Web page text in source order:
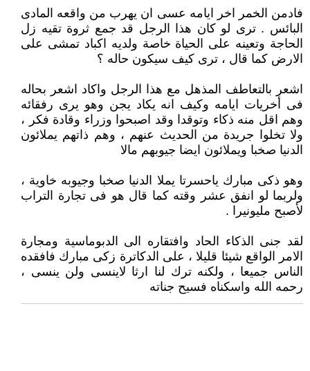
فادمن الخمر اخر ايامه عسى ان يهرب من واقعه المادى
البائس . ترى لو كان هذا الرجل قد جمع ثروة تقيه زل
الحاجة وتعينه على الحياة خاصة ولديه اكباد تمشى على
الارض كما قال ، ترى كيف سيكون حاله ؟
اشعر بالتعاطف المذهل مع هذا الرجل واكاد اشعر بحاله
فى أخريات ايامه وكيف انه يكاد يجن وهو يرى رفقائه
وهم اقل منه ذكاء وتوقدا وقد اصبحوا وزراء وقادة فكر ،
ولا تخلوا جريدة من الحديث عنهم ، وهم ذاتهم يملائون
الدنيا صخبا ويملائون ايضا جيوبهم مالا
وهو ذكى مبارك ياحسرتا يملا الدنيا صخبا وجيوبه خاوية ،
ولربما لو انفق عشر وقته كما قال هو فى تجارة التراب
لأصبح مليونيرا .
لقد جنى الذكاء الحاد وافتقاره الى الدبوماسية ومجارة
الامر الواقع شيئا قليلا ، على الدكاترة زكى مبارك فافقده
الناس جميعا ، ولكنه ترك لنا ارثا لاينسى ولن ينسى ،
رحمه الله واسكناه فسيح جناته